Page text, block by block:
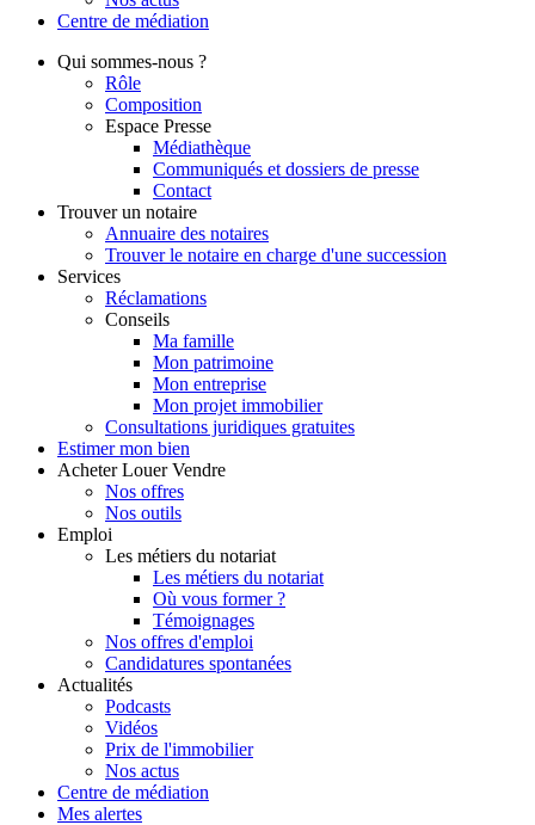
Centre de médiation
Qui sommes-nous ?
Rôle
Composition
Espace Presse
Médiathèque
Communiqués et dossiers de presse
Contact
Trouver un notaire
Annuaire des notaires
Trouver le notaire en charge d'une succession
Services
Réclamations
Conseils
Ma famille
Mon patrimoine
Mon entreprise
Mon projet immobilier
Consultations juridiques gratuites
Estimer mon bien
Acheter Louer Vendre
Nos offres
Nos outils
Emploi
Les métiers du notariat
Les métiers du notariat
Où vous former ?
Témoignages
Nos offres d'emploi
Candidatures spontanées
Actualités
Podcasts
Vidéos
Prix de l'immobilier
Nos actus
Centre de médiation
Mes alertes